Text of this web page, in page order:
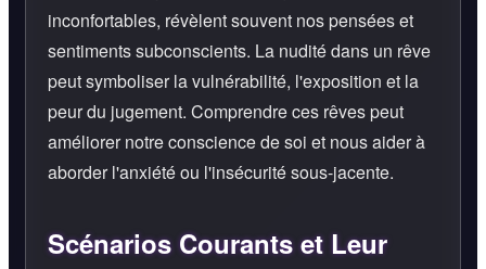
inconfortables, révèlent souvent nos pensées et
sentiments subconscients. La nudité dans un rêve
peut symboliser la vulnérabilité, l'exposition et la
peur du jugement. Comprendre ces rêves peut
améliorer notre conscience de soi et nous aider à
aborder l'anxiété ou l'insécurité sous-jacente.
Scénarios Courants et Leur